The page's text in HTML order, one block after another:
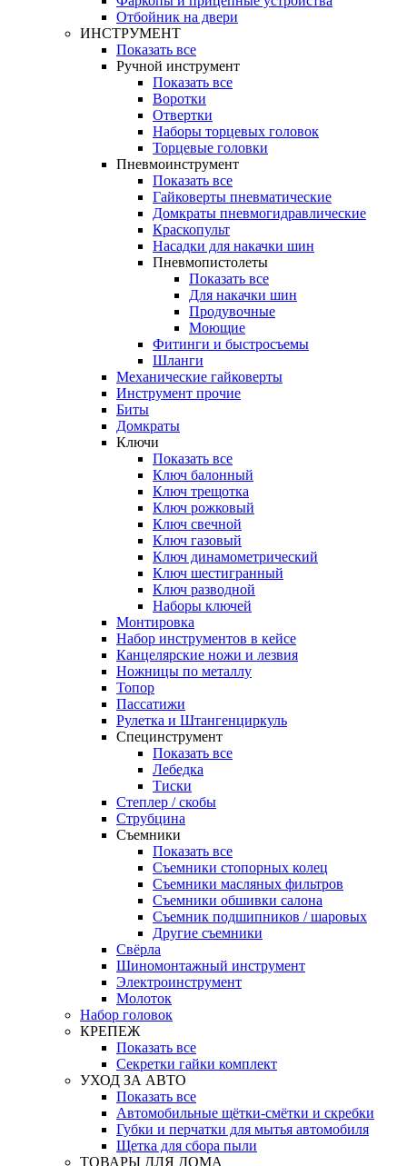
Отбойник на двери
ИНСТРУМЕНТ
Показать все
Ручной инструмент
Показать все
Воротки
Отвертки
Наборы торцевых головок
Торцевые головки
Пневмоинструмент
Показать все
Гайковерты пневматические
Домкраты пневмогидравлические
Краскопульт
Насадки для накачки шин
Пневмопистолеты
Показать все
Для накачки шин
Продувочные
Моющие
Фитинги и быстросъемы
Шланги
Механические гайковерты
Инструмент прочиe
Биты
Домкраты
Ключи
Показать все
Ключ балонный
Ключ трещотка
Ключ рожковый
Ключ свечной
Ключ газовый
Ключ динамометрический
Ключ шестигранный
Ключ разводной
Наборы ключей
Монтировка
Набор инструментов в кейсе
Канцелярские ножи и лезвия
Ножницы по металлу
Топор
Пассатижи
Рулетка и Штангенциркуль
Специнструмент
Показать все
Лебедка
Тиски
Степлер / скобы
Струбцина
Съемники
Показать все
Съемники стопорных колец
Съемники масляных фильтров
Съемники обшивки салона
Съемник подшипников / шаровых
Другие съемники
Свёрла
Шиномонтажный инструмент
Электроинструмент
Молоток
Набор головок
КРЕПЕЖ
Показать все
Секретки гайки комплект
УХОД ЗА АВТО
Показать все
Автомобильные щётки-смётки и скребки
Губки и перчатки для мытья автомобиля
Щетка для сбора пыли
ТОВАРЫ ДЛЯ ДОМА